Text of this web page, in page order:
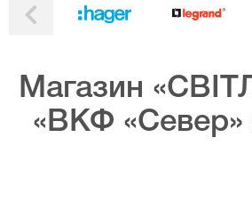
Магазин
«ВКФ «Север»